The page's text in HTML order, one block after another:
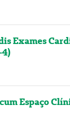
Exames
4)
Espaço